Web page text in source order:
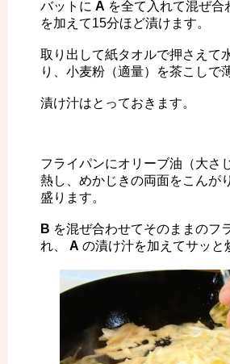
バットに A を全て入れて混ぜ合
を加えて15分ほど漬けます。
取り出して紙タオルで押さえて
り、小麦粉（適量）を茶こしで
漬け汁はとっておきます。
フライパンにオリーブ油（大さ
熱し、めかじきの両面をこんが
盛ります。
B を混ぜ合わせてそのままのフ
れ、
A の漬け汁を加えてサッと